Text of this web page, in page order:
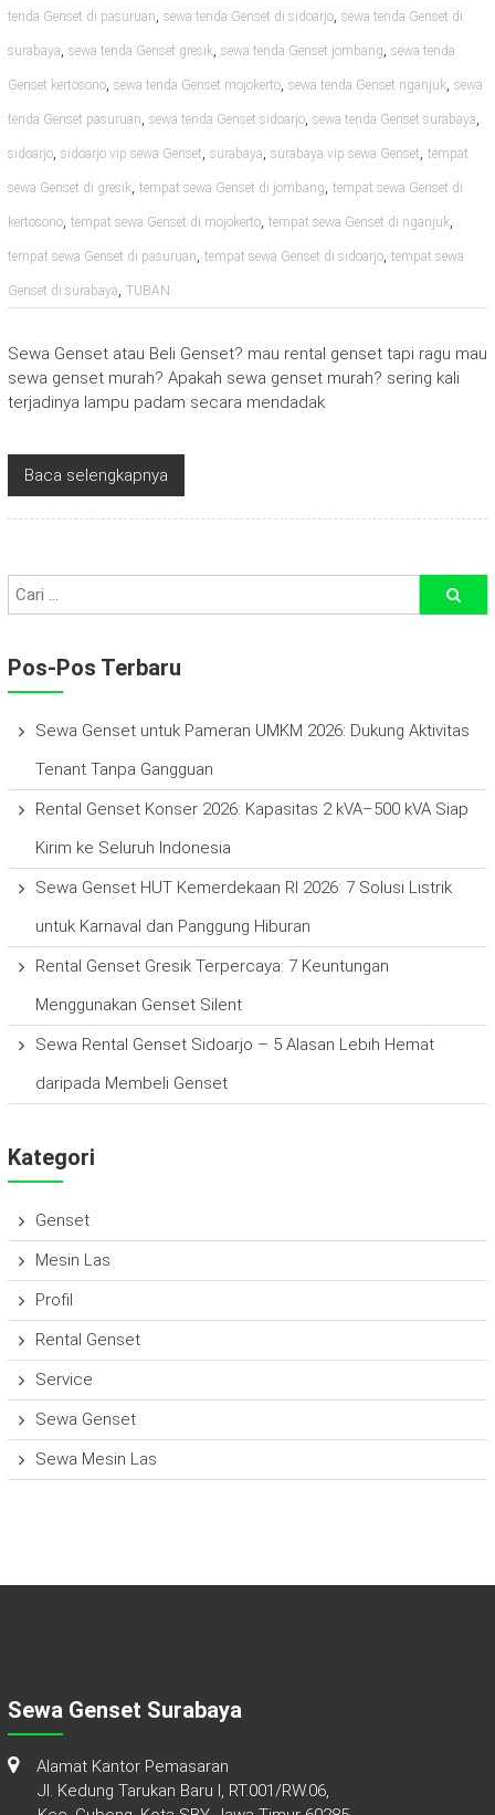
tenda Genset di pasuruan, sewa tenda Genset di sidoarjo, sewa tenda Genset di
surabaya, sewa tenda Genset gresik, sewa tenda Genset jombang, sewa tenda
Genset kertosono, sewa tenda Genset mojokerto, sewa tenda Genset nganjuk, sewa
tenda Genset pasuruan, sewa tenda Genset sidoarjo, sewa tenda Genset surabaya,
sidoarjo, sidoarjo vip sewa Genset, surabaya, surabaya vip sewa Genset, tempat
sewa Genset di gresik, tempat sewa Genset di jombang, tempat sewa Genset di
kertosono, tempat sewa Genset di mojokerto, tempat sewa Genset di nganjuk,
tempat sewa Genset di pasuruan, tempat sewa Genset di sidoarjo, tempat sewa
Genset di surabaya, TUBAN
Sewa Genset atau Beli Genset? mau rental genset tapi ragu mau
sewa genset murah? Apakah sewa genset murah? sering kali
terjadinya lampu padam secara mendadak
Baca selengkapnya
Pos-Pos Terbaru
Sewa Genset untuk Pameran UMKM 2026: Dukung Aktivitas
Tenant Tanpa Gangguan
Rental Genset Konser 2026: Kapasitas 2 kVA–500 kVA Siap
Kirim ke Seluruh Indonesia
Sewa Genset HUT Kemerdekaan RI 2026: 7 Solusi Listrik
untuk Karnaval dan Panggung Hiburan
Rental Genset Gresik Terpercaya: 7 Keuntungan
Menggunakan Genset Silent
Sewa Rental Genset Sidoarjo – 5 Alasan Lebih Hemat
daripada Membeli Genset
Kategori
Genset
Mesin Las
Profil
Rental Genset
Service
Sewa Genset
Sewa Mesin Las
Sewa Genset Surabaya
Alamat Kantor Pemasaran
Jl. Kedung Tarukan Baru I, RT.001/RW.06,